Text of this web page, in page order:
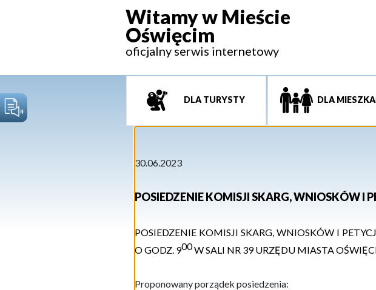
Witamy w Mieście
Oświęcim
oficjalny serwis internetowy
DLA TURYSTY DLA
30.06.2023
POSIEDZENIE KOMISJI SKARG, WNIOSKÓW I
POSIEDZENIE KOMISJI SKARG, WNIOSKÓW I
O GODZ. 900WSALI NR 39URZĘDU MIASTA
Proponowany porządek posiedzenia: